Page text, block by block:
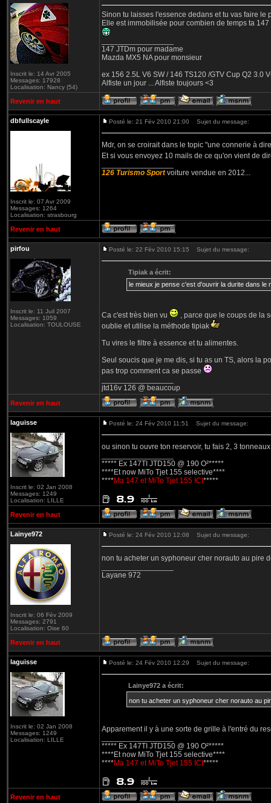
Inscrit le: 14 Avr 2005
Messages: 17928
Localisation: Nancy (54)
Sinon tu laisses l'essence dedans et tu vas faire le
Elle est immobilisée pour combien de temps ta 147
147 JTDm pour madame
Mazda MX5 NA pour monsieur
ex 156 2.5L V6 SW / 146 TS120 /GTV Cup Q2 3.0
Alfiste un jour ... Alfiste toujours <3
Revenir en haut
dbfullscayle
Inscrit le: 07 Avr 2009
Messages: 1264
Localisation: strasbourg
Posté le: 21 Fév 2010 21:00 Sujet du message:
Mdr, on se croirait dans le topic "une connerie à
Et si vous envoyez 10 mails de ce qu'on vient de
126 Turismo Sport voiture vendue en 2012...
Revenir en haut
pirfou
Inscrit le: 11 Juil 2007
Messages: 1059
Localisation: TOULOUSE
Posté le: 22 Fév 2010 15:15 Sujet du message:
Tipiak a écrit:
le mieux je pense c'est d'ouvrir la durite dans le
Ca c'est très bien vu
, parce que le coups de la
oublie et utilise la méthode tipiak
Tu vires le filtre à essence et tu alimentes.
Seul soucis que je me dis, si tu as un TS, alors la
pas trop comment ca se passe
jtd16v 126 @ beaucoup
Revenir en haut
laguisse
Inscrit le: 02 Jan 2008
Messages: 1249
Localisation: LILLE
Posté le: 24 Fév 2010 11:51 Sujet du message:
ou sinon tu ouvre ton reservoir, tu fais 2, 3
***** Ex 147TI JTD150 @ 190 O²*****
****Et now MiTo Tjet 155 selective****
****Ma 147 et MiTo Tjet 155 ICI *****
Revenir en haut
Lainye972
Inscrit le: 06 Fév 2009
Messages: 2791
Localisation: Oise 60
Posté le: 24 Fév 2010 12:08 Sujet du message:
non tu acheter un syphoneur cher norauto au pire
Layane 972
Revenir en haut
laguisse
Inscrit le: 02 Jan 2008
Messages: 1249
Localisation: LILLE
Posté le: 24 Fév 2010 12:29 Sujet du message:
Lainye972 a écrit:
non tu acheter un syphoneur cher norauto au
Apparement il y à une sorte de grille à l'entré du
***** Ex 147TI JTD150 @ 190 O²*****
****Et now MiTo Tjet 155 selective****
****Ma 147 et MiTo Tjet 155 ICI *****
Revenir en haut